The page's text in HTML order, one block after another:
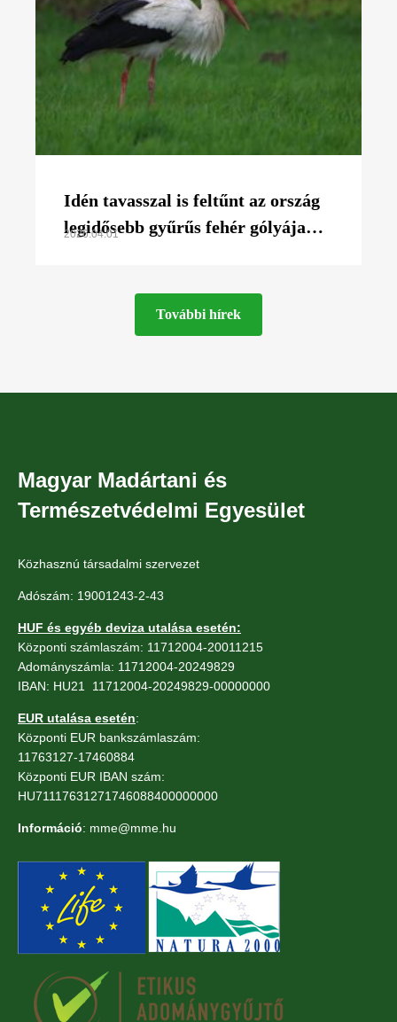
Idén tavasszal is feltűnt az ország
legidősebb gyűrűs fehér gólyája
2026.04.01
További hírek
Magyar Madártani és
Természetvédelmi Egyesület
Közhasznú társadalmi szervezet
Adószám: 19001243-2-43
HUF és egyéb deviza utalása esetén:
Központi számlaszám: 11712004-20011215
Adományszámla: 11712004-20249829
IBAN: HU21 11712004-20249829-00000000
EUR utalása esetén:
Központi EUR bankszámlaszám:
11763127-17460884
Központi EUR IBAN szám:
HU71117631271746088400000000
Információ: mme@mme.hu